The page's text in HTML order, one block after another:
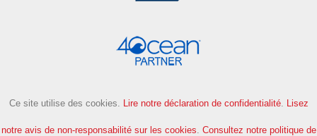
Ce site utilise des cookies. Lire notre déclaration de confidentialité. Lisez
notre avis de non-responsabilité sur les cookies. Consultez notre politique de